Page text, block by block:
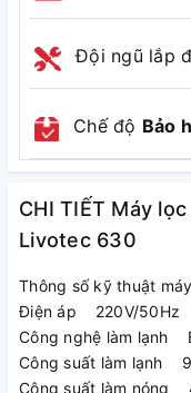
Đội ngũ lắp
Chế độ Bảo
CHI TIẾT Máy
Livotec 630
Thông số kỹ thuật
Điện áp 220V/50Hz
Công nghệ làm lạnh
Công suất làm lạnh
Công suất làm nóng